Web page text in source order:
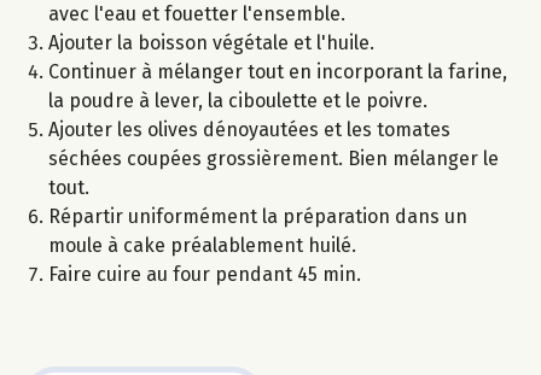
avec l'eau et fouetter l'ensemble.
Ajouter la boisson végétale et l'huile.
Continuer à mélanger tout en incorporant la farine,
la poudre à lever, la ciboulette et le poivre.
Ajouter les olives dénoyautées et les tomates
séchées coupées grossièrement. Bien mélanger le
tout.
Répartir uniformément la préparation dans un
moule à cake préalablement huilé.
Faire cuire au four pendant 45 min.